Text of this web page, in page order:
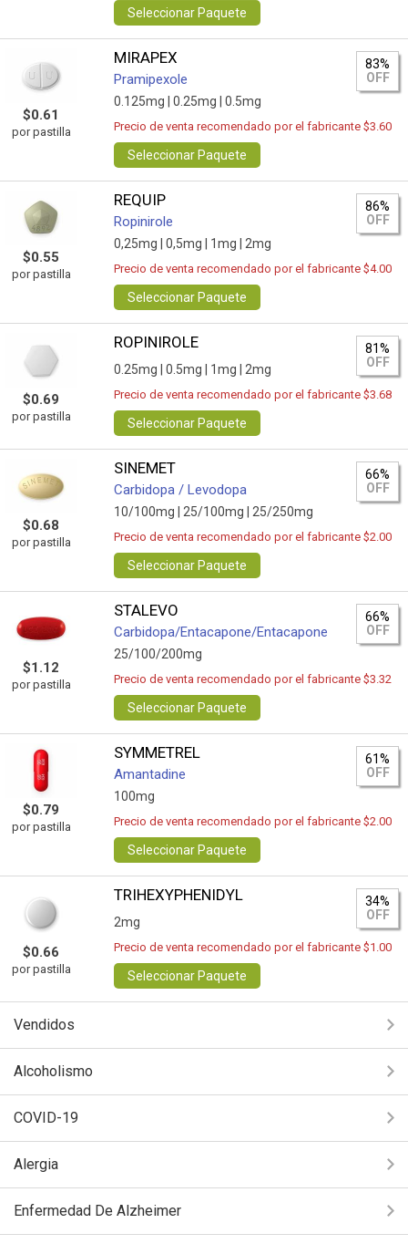
Seleccionar Paquete
$0.61
por pastilla
MIRAPEX
Pramipexole
0.125mg | 0.25mg | 0.5mg
83%
OFF
Precio de venta recomendado por el fabricante $3.60
Seleccionar Paquete
$0.55
por pastilla
REQUIP
Ropinirole
0,25mg | 0,5mg | 1mg | 2mg
86%
OFF
Precio de venta recomendado por el fabricante $4.00
Seleccionar Paquete
$0.69
por pastilla
ROPINIROLE
0.25mg | 0.5mg | 1mg | 2mg
81%
OFF
Precio de venta recomendado por el fabricante $3.68
Seleccionar Paquete
$0.68
por pastilla
SINEMET
Carbidopa / Levodopa
10/100mg | 25/100mg | 25/250mg
66%
OFF
Precio de venta recomendado por el fabricante $2.00
Seleccionar Paquete
$1.12
por pastilla
STALEVO
Carbidopa/Entacapone/Entacapone
25/100/200mg
66%
OFF
Precio de venta recomendado por el fabricante $3.32
Seleccionar Paquete
$0.79
por pastilla
SYMMETREL
Amantadine
100mg
61%
OFF
Precio de venta recomendado por el fabricante $2.00
Seleccionar Paquete
$0.66
por pastilla
TRIHEXYPHENIDYL
2mg
34%
OFF
Precio de venta recomendado por el fabricante $1.00
Seleccionar Paquete
Vendidos
Alcoholismo
COVID-19
Alergia
Enfermedad De Alzheimer